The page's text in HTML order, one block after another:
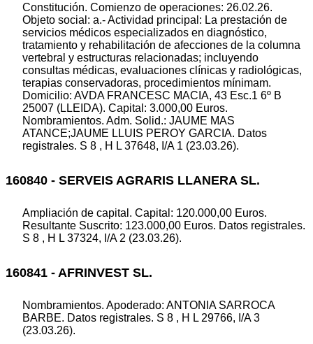
Constitución. Comienzo de operaciones: 26.02.26.
Objeto social: a.- Actividad principal: La prestación de
servicios médicos especializados en diagnóstico,
tratamiento y rehabilitación de afecciones de la columna
vertebral y estructuras relacionadas; incluyendo
consultas médicas, evaluaciones clínicas y radiológicas,
terapias conservadoras, procedimientos mínimam.
Domicilio: AVDA FRANCESC MACIA, 43 Esc.1 6º B
25007 (LLEIDA). Capital: 3.000,00 Euros.
Nombramientos. Adm. Solid.: JAUME MAS
ATANCE;JAUME LLUIS PEROY GARCIA. Datos
registrales. S 8 , H L 37648, I/A 1 (23.03.26).
160840 - SERVEIS AGRARIS LLANERA SL.
Ampliación de capital. Capital: 120.000,00 Euros.
Resultante Suscrito: 123.000,00 Euros. Datos registrales.
S 8 , H L 37324, I/A 2 (23.03.26).
160841 - AFRINVEST SL.
Nombramientos. Apoderado: ANTONIA SARROCA
BARBE. Datos registrales. S 8 , H L 29766, I/A 3
(23.03.26).